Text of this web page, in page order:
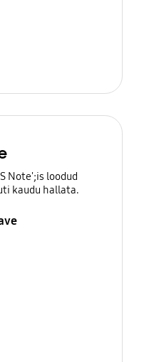
Note';is loodud
kaudu hallata.